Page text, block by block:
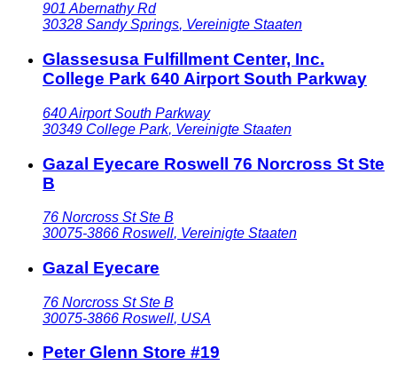
901 Abernathy Rd
30328 Sandy Springs, Vereinigte Staaten
Glassesusa Fulfillment Center, Inc.
College Park 640 Airport South Parkway
640 Airport South Parkway
30349 College Park, Vereinigte Staaten
Gazal Eyecare Roswell 76 Norcross St Ste
B
76 Norcross St Ste B
30075-3866 Roswell, Vereinigte Staaten
Gazal Eyecare
76 Norcross St Ste B
30075-3866 Roswell, USA
Peter Glenn Store #19